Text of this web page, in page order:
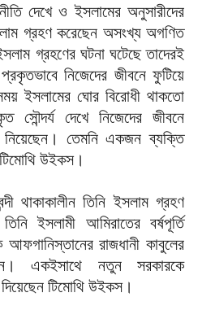
দেখে ও ইসলামের অনুসারীদের
গ্রহণ করেছেন অসংখ্য অগণিত
গ্রহণের ঘটনা ঘটেছে তাদেরই
নিজেদের জীবনে ফুটিয়ে
ইসলামের ঘোর বিরোধী থাকতো
সৌন্দর্য দেখে নিজেদের জীবনে
তেমনি একজন ব্যক্তি
উইকস।
থাকাকালীন তিনি ইসলাম গ্রহণ
ইসলামী আমিরাতের বর্ষপূর্তি
রাজধানী কাবুলের
একইসাথে নতুন সরকারকে
টিমোথি উইকস।